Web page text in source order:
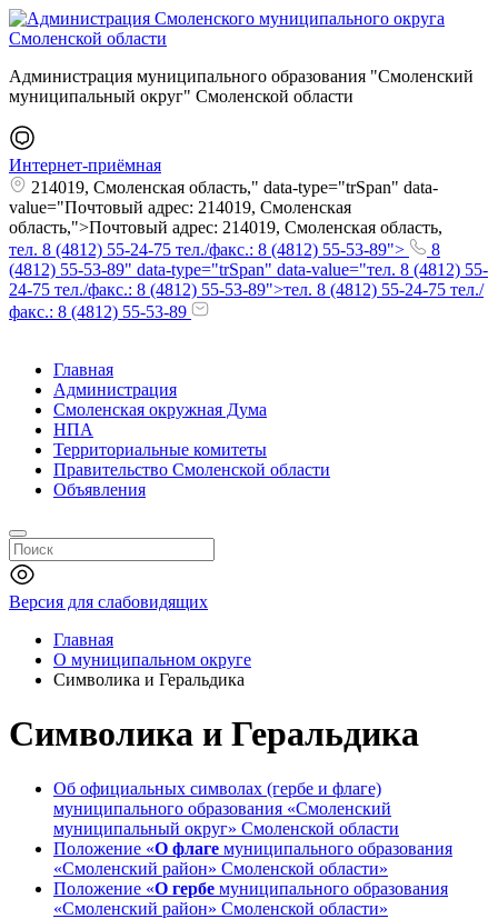
Администрация муниципального образования "Смоленский
муниципальный округ" Смоленской области
Интернет-приёмная
214019, Смоленская область," data-type="trSpan" data-
value="Почтовый адрес: 214019, Смоленская
область,">Почтовый адрес: 214019, Смоленская область,
тел. 8 (4812) 55-24-75 тел./факс.: 8 (4812) 55-53-89">
8
(4812) 55-53-89" data-type="trSpan" data-value="тел. 8 (4812) 55-
24-75 тел./факс.: 8 (4812) 55-53-89">тел. 8 (4812) 55-24-75 тел./
факс.: 8 (4812) 55-53-89
Главная
Администрация
Смоленская окружная Дума
НПА
Территориальные комитеты
Правительство Смоленской области
Объявления
Версия для слабовидящих
Главная
О муниципальном округе
Символика и Геральдика
Символика и Геральдика
Об официальных символах (гербе и флаге)
муниципального образования «Смоленский
муниципальный округ» Смоленской области
Положение «О флаге муниципального образования
«Смоленский район» Смоленской области»
Положение «О гербе муниципального образования
«Смоленский район» Смоленской области»